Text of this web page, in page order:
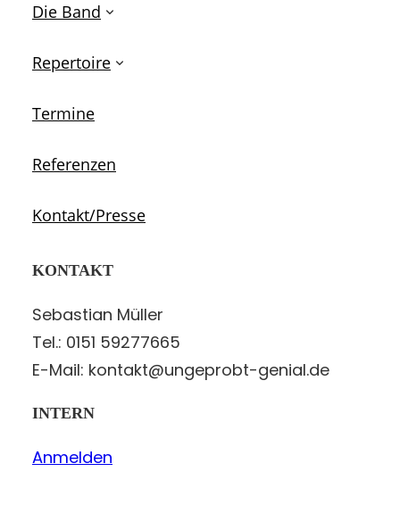
Die Band
Repertoire
Termine
Referenzen
Kontakt/Presse
KONTAKT
Sebastian Müller
Tel.: 0151 59277665
E-Mail: kontakt@ungeprobt-genial.de
INTERN
Anmelden